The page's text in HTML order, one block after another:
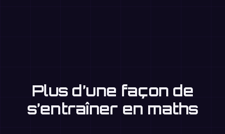
Plus d’une façon de
s’entraîner en maths